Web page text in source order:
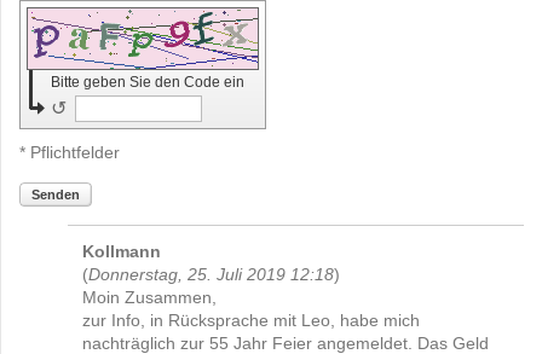
Bitte geben Sie den Code ein
↺
* Pflichtfelder
Senden
Kollmann
(Donnerstag, 25. Juli 2019 12:18)
Moin Zusammen,
zur Info, in Rücksprache mit Leo, habe mich
nachträglich zur 55 Jahr Feier angemeldet. Das Geld